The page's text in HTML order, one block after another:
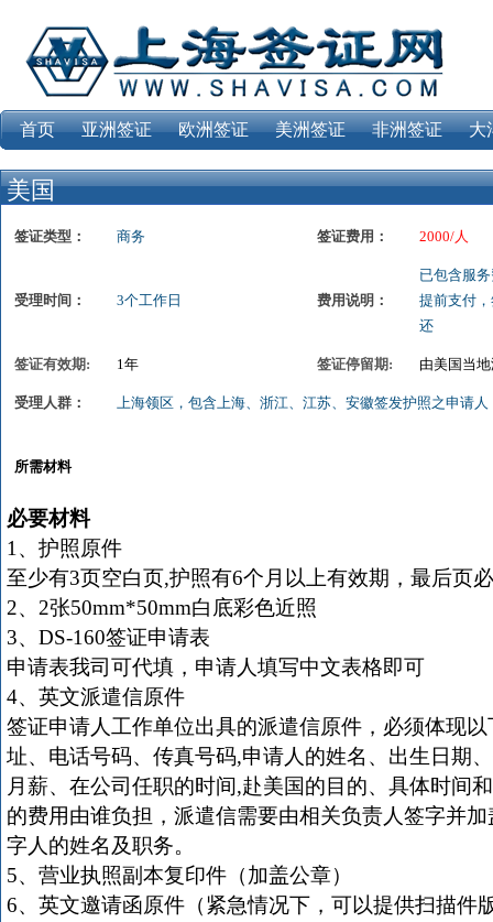
首页 亚洲签证 欧洲签证 美洲签证 非洲签证 大
美国
签证类型： 商务 签证费用： 2000/人
受理时间： 3个工作日 费用说明：
已包含服
提前支付
还
签证有效期: 1年 签证停留期: 由美国当
受理人群： 上海领区，包含上海、浙江、江苏、安徽签发护照之申请人
所需材料
必要材料
1、护照原件
至少有3页空白页,护照有6个月以上有效期，最后页
2、2张50mm*50mm白底彩色近照
3、DS-160签证申请表
申请表我司可代填，申请人填写中文表格即可
4、英文派遣信原件
签证申请人工作单位出具的派遣信原件，必须体现
址、电话号码、传真号码,申请人的姓名、出生日期
月薪、在公司任职的时间,赴美国的目的、具体时间
的费用由谁负担，派遣信需要由相关负责人签字并
字人的姓名及职务。
5、营业执照副本复印件（加盖公章）
6、英文邀请函原件（紧急情况下，可以提供扫描件